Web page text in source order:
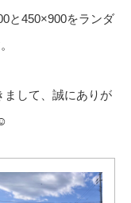
と450×900をランダ
まして、誠にありが